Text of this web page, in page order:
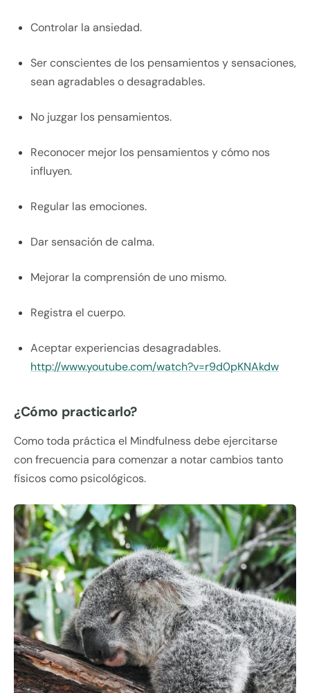
Controlar la ansiedad.
Ser conscientes de los pensamientos y sensaciones,
sean agradables o desagradables.
No juzgar los pensamientos.
Reconocer mejor los pensamientos y cómo nos
influyen.
Regular las emociones.
Dar sensación de calma.
Mejorar la comprensión de uno mismo.
Registra el cuerpo.
Aceptar experiencias desagradables.
http://www.youtube.com/watch?v=r9d0pKNAkdw
¿Cómo practicarlo?
Como toda práctica el Mindfulness debe ejercitarse
con frecuencia para comenzar a notar cambios tanto
físicos como psicológicos.